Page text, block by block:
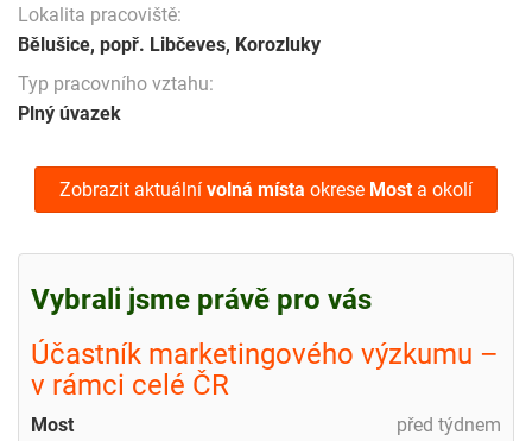
Lokalita pracoviště:
Bělušice, popř. Libčeves, Korozluky
Typ pracovního vztahu:
Plný úvazek
Zobrazit aktuální volná místa okrese Mosta okolí
Vybrali jsme právě pro vás
Účastník marketingového výzkumu –
v rámci celé ČR
před týdnem
Most